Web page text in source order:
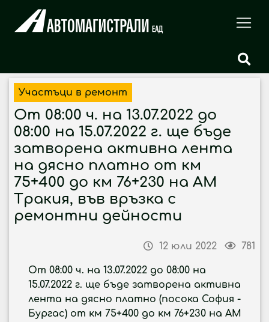
Участъци в ремонт
От 08:00 ч. на 13.07.2022 до
08:00 на 15.07.2022 г. ще бъде
затворена активна лента
на дясно платно от км
75+400 до км 76+230 на АМ
Тракия, във връзка с
ремонтни дейности
12 юли 2022 781
От 08:00 ч. на 13.07.2022 до 08:00 на
15.07.2022 г. ще бъде затворена активна
лента на дясно платно (посока София -
Бургас) от км 75+400 до км 76+230 на АМ